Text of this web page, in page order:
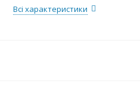
Всі характеристики